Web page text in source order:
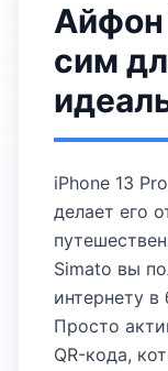
Айфон
сим
iPhone 13
делает его
Simato вы
интернету
Просто
QR-кода,